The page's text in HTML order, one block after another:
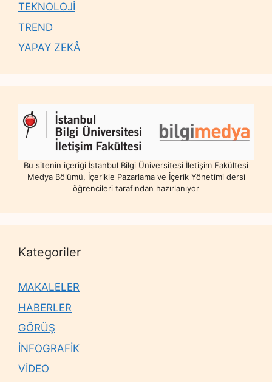
TEKNOLOJİ
TREND
YAPAY ZEKÂ
Bu sitenin içeriği İstanbul Bilgi Üniversitesi İletişim Fakültesi
Medya Bölümü, İçerikle Pazarlama ve İçerik Yönetimi dersi
öğrencileri tarafından hazırlanıyor
Kategoriler
MAKALELER
HABERLER
GÖRÜŞ
İNFOGRAFİK
VİDEO